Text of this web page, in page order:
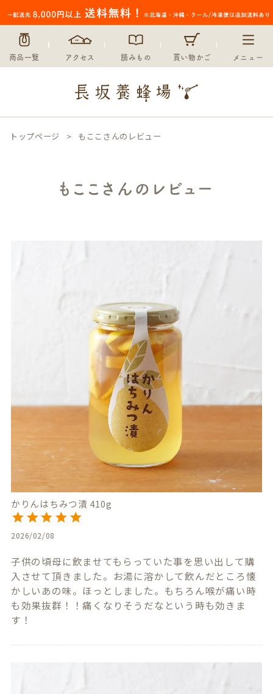
商品一覧 アクセス 読みもの 買い物かご メニュー
トップページ もここさんのレビュー
もここさんのレビュー
かりんはちみつ漬 410g
2026/02/08
子供の頃母に飲ませてもらっていた事を思い出して購
入させて頂きました。お湯に溶かして飲んだところ懐
かしいあの味。ほっとしました。もちろん喉が痛い時
も効果抜群！！痛くなりそうだなという時も効きま
す！